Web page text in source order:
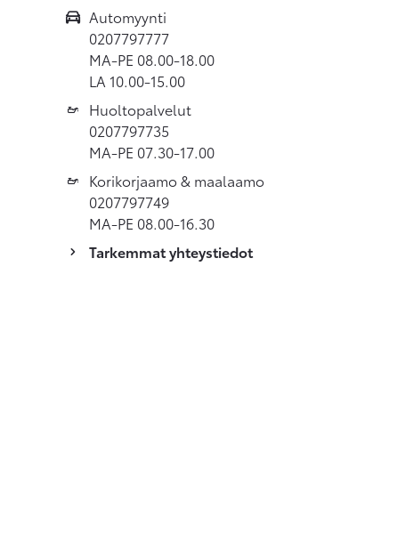
Automyynti
0207797777
MA-PE 08.00-18.00
LA 10.00-15.00
Huoltopalvelut
0207797735
MA-PE 07.30-17.00
Korikorjaamo & maalaamo
0207797749
MA-PE 08.00-16.30
Tarkemmat yhteystiedot